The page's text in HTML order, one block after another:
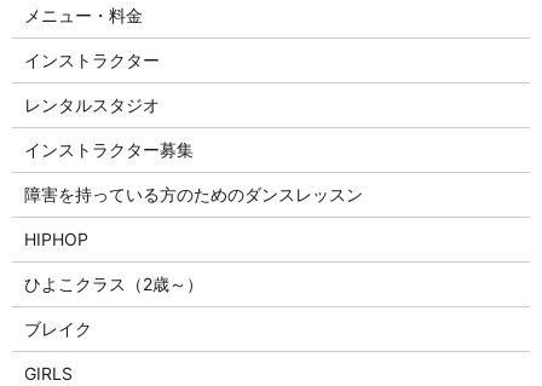
メニュー・料金
インストラクター
レンタルスタジオ
インストラクター募集
障害を持っている方のためのダンスレッスン
HIPHOP
ひよこクラス（2歳～）
ブレイク
GIRLS